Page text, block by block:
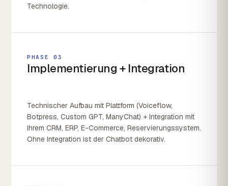
Technologie.
PHASE 03
Implementierung + Integration
Technischer Aufbau mit Plattform (Voiceflow,
Botpress, Custom GPT, ManyChat) + Integration mit
Ihrem CRM, ERP, E-Commerce, Reservierungssystem.
Ohne Integration ist der Chatbot dekorativ.